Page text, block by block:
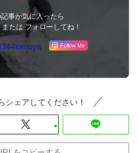
記事が気に入ったら
または フォローしてね！
Follow Me
シェアしてください！